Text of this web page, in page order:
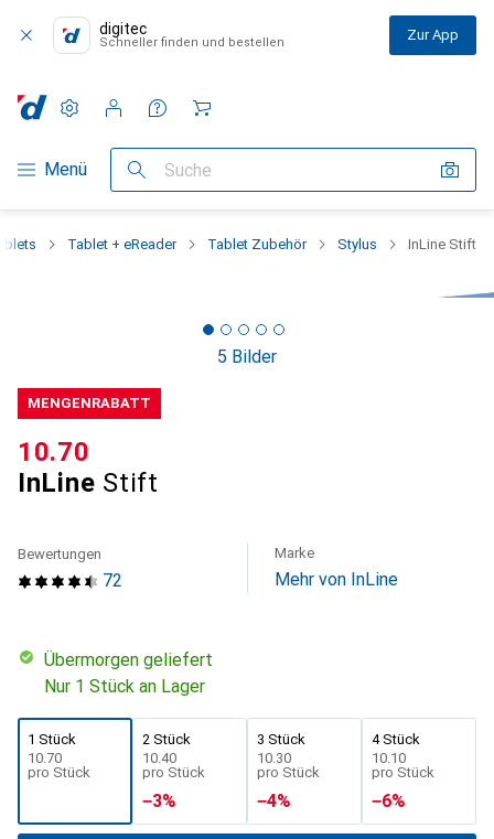
digitec
Schneller finden und bestellen Zur App
Navigation nach Kategorien
Menü Suche
Einstellungen
Kundenkonto
Vergleichslisten
Merklisten
Warenkorb
Tablet + eReader Tablet Zubehör Stylus InLine Stift
5 Bilder
MENGENRABATT
InLine Stift
CHF
10.70
72
Bewertungen Marke
Mehr von InLine
übermorgen geliefert
Nur 1 Stück an Lager
1 Stück
CHF
10.70
pro Stück
2 Stück
CHF
10.40
pro Stück
−3%
3 Stück
CHF
10.30
pro Stück
−4%
4 Stück
CHF
10.10
pro Stück
−6%